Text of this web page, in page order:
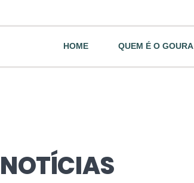
HOME QUEM É O GOURA
NOTÍCIAS